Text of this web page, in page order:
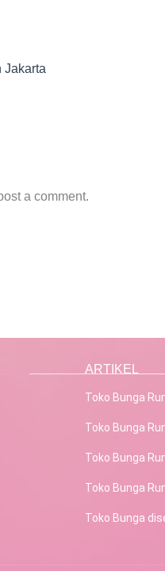
Jakarta
a comment.
ARTIKEL
Toko Bunga
Toko Bunga
Toko Bunga
Toko Bunga
Toko Bunga